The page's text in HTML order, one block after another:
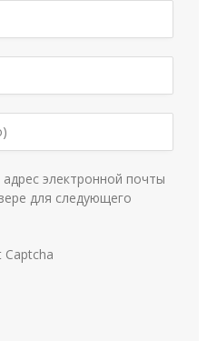
электронной почты
для следующего